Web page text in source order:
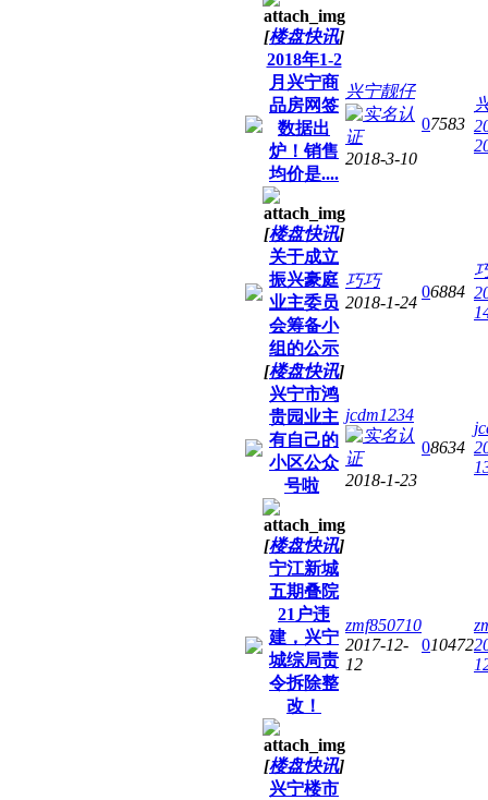
[楼盘快讯]
2018年1-2
月兴宁商
品房网签
数据出
炉！销售
均价是....
兴宁靓仔
2018-3-10
07583
[楼盘快讯]
关于成立
振兴豪庭
业主委员
会筹备小
组的公示
巧巧
2018-1-24
06884
[楼盘快讯]
兴宁市鸿
贵园业主
有自己的
小区公众
号啦
jcdm1234
2018-1-23
08634
[楼盘快讯]
宁江新城
五期叠院
21户违
建，兴宁
城综局责
令拆除整
改！
zmf850710
2017-12-
12
010472
[楼盘快讯]
兴宁楼市